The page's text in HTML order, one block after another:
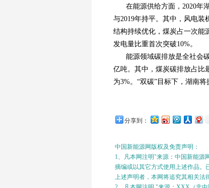
在能源供给方面，2020年
与2019年持平。其中，风电装
结构持续优化，煤炭占一次能
发电量比重首次突破10%。
能源领域碳排放是全社会
亿吨。其中，煤炭碳排放占比
为3%。“双碳”目标下，湖南
分享到：
中国新能源网版权及免责声明：
1、凡本网注明"来源：中国新能源
摘编或以其它方式使用上述作品。
上述声明者，本网将追究其相关法